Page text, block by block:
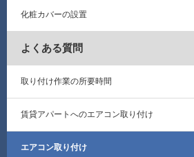
化粧カバーの設置
よくある質問
取り付け作業の所要時間
賃貸アパートへのエアコン取り付け
エアコン取り付け